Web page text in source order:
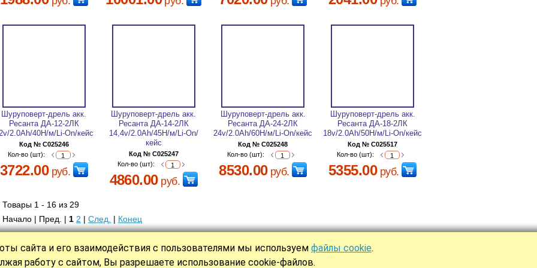
Шуруповерт-дрель акк.
Ресанта ДА-12-2ЛК
2.0Ah/40H/м/Li-On/кейс
Код № C025246
Кол-во (шт):
3722.00руб.
Шуруповерт-дрель акк.
Ресанта ДА-14-2ЛК
14,4v/2.0Ah/45H/м/Li-On/
кейс
Код № C025247
Кол-во (шт):
4860.00руб.
Шуруповерт-дрель акк.
Ресанта ДА-24-2ЛК
24v/2.0Ah/60H/м/Li-On/кейс
Код № C025248
Кол-во (шт):
8530.00руб.
Шуруповерт-дрель акк.
Ресанта ДА-18-2ЛК
18v/2.0Ah/50H/м/Li-On/кейс
Код № C025517
Кол-во (шт):
5355.00руб.
Товары 1 - 16 из 29
Начало | Пред. | 1 2 | След. | Конец
сайта и его взаимодействия с пользователями мы используем файлы cookie.
работу с сайтом, Вы разрешаете использование cookie-файлов.
| СТАТЬИ | НОВОСТИ | О НАС | ОПЛАТА | КОНТАКТЫ